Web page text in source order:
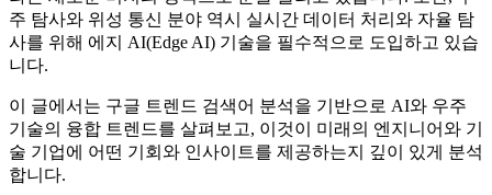
주 탐사와 위성 통신 분야 역시 실시간 데이터 처리와 자율 탐
사를 위해 에지 AI(Edge AI) 기술을 필수적으로 도입하고 있습
니다.
이 글에서는 구글 트렌드 검색어 분석을 기반으로 AI와 우주
기술의 융합 트렌드를 살펴보고, 이것이 미래의 엔지니어와 기
술 기업에 어떤 기회와 인사이트를 제공하는지 깊이 있게 분석
합니다.